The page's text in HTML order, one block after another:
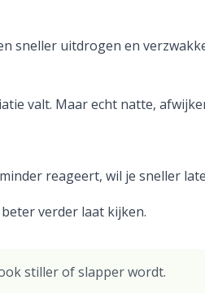
sneller uitdrogen en
valt. Maar echt natte,
reageert, wil je sneller
verder laat kijken.
stiller of slapper wordt.